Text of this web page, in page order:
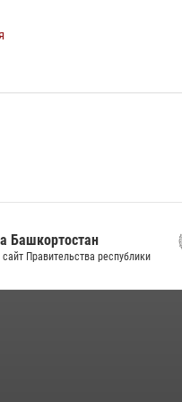
Башкортостан
Правительства республики